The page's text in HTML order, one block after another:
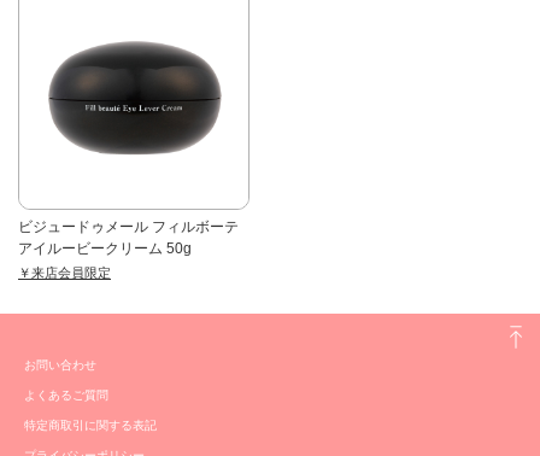
ビジュードゥメール フィルボーテ
アイルービークリーム 50g
￥来店会員限定
お問い合わせ
よくあるご質問
特定商取引に関する表記